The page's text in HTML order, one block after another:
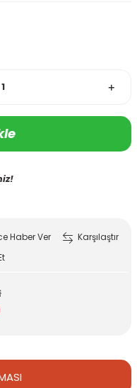
Haber Ver
Karşılaştır